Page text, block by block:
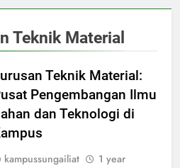
Teknik Material
Teknik Material:
Pengembangan Ilmu
dan Teknologi di
kampussungailiat
1 year